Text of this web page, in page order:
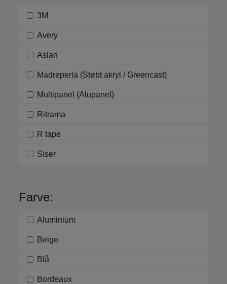
3M
Avery
Aslan
Madreperla (Støbt akryl / Greencast)
Multipanel (Alupanel)
Ritrama
R tape
Siser
Farve:
Aluminium
Beige
Blå
Bordeaux